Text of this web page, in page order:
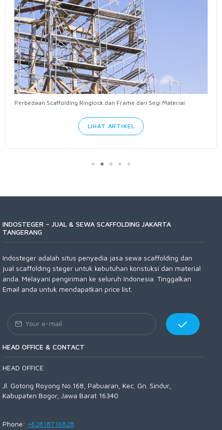
Perbedaan Scaffolding Ringlock dan Frame dari Segi Material
LIHAT ARTIKEL
INDOSTEGER – JUAL & SEWA SCAFFOLDING JAKARTA
TANGERANG
Indosteger adalah situs penyedia jasa sewa scaffolding dan
jual scaffolding steger untuk kebutuhan konstuksi dan material
anda. Melayani pengiriman ke seluruh Indonesia. Tinggalkan
Email anda untuk mendapatkan price list.
HEAD OFFICE & CONTACT
HEAD OFFICE
Jl. Gotong Royong No.168, Pabuaran, Kec. Gn. Sindur,
Kabupaten Bogor, Jawa Barat 16340
Phone: +62818716828